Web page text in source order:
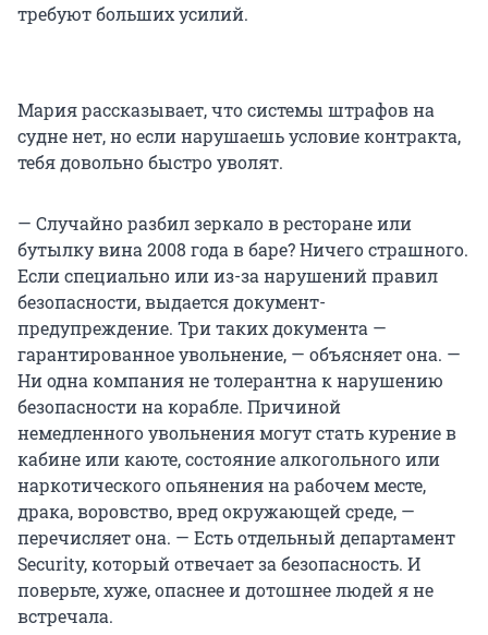
требуют больших усилий.
Мария рассказывает, что системы штрафов на
судне нет, но если нарушаешь условие контракта,
тебя довольно быстро уволят.
— Случайно разбил зеркало в ресторане или
бутылку вина 2008 года в баре? Ничего страшного.
Если специально или из-за нарушений правил
безопасности, выдается документ-
предупреждение. Три таких документа —
гарантированное увольнение, — объясняет она. —
Ни одна компания не толерантна к нарушению
безопасности на корабле. Причиной
немедленного увольнения могут стать курение в
кабине или каюте, состояние алкогольного или
наркотического опьянения на рабочем месте,
драка, воровство, вред окружающей среде, —
перечисляет она. — Есть отдельный департамент
Security, который отвечает за безопасность. И
поверьте, хуже, опаснее и дотошнее людей я не
встречала.